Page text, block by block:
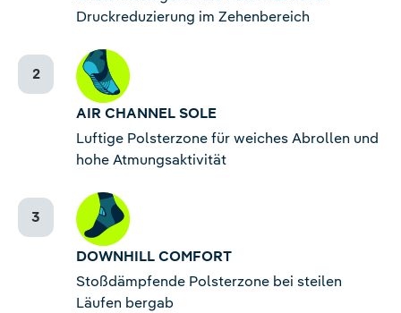
Druckreduzierung im Zehenbereich
AIR CHANNEL SOLE
Luftige Polsterzone für weiches Abrollen und
hohe Atmungsaktivität
DOWNHILL COMFORT
Stoßdämpfende Polsterzone bei steilen
Läufen bergab